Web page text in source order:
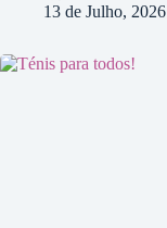
13 de Julho, 2026